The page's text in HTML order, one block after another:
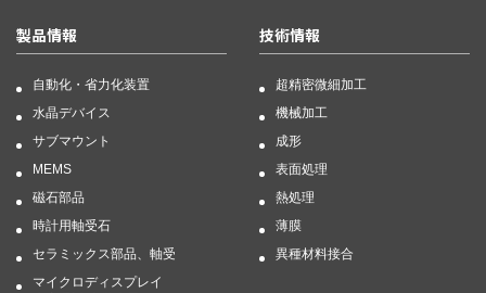
製品情報
自動化・省力化装置
水晶デバイス
サブマウント
MEMS
磁石部品
時計用軸受石
セラミックス部品、軸受
マイクロディスプレイ
技術情報
超精密微細加工
機械加工
成形
表面処理
熱処理
薄膜
異種材料接合